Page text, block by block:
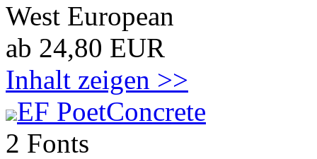
West European
ab 24,80 EUR
Inhalt zeigen >>
EF PoetConcrete
2 Fonts